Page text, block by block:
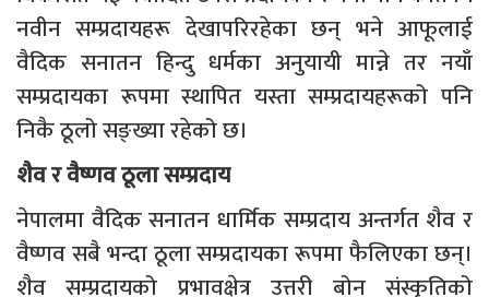
नवीन सम्प्रदायहरू देखापरिरहेका छन् भने आफूलाई
वैदिक सनातन हिन्दु धर्मका अनुयायी मान्ने तर नयाँ
सम्प्रदायका रूपमा स्थापित यस्ता सम्प्रदायहरूको पनि
निकै ठूलो सङ्ख्या रहेको छ।
शैव र वैष्णव ठूला सम्प्रदाय
नेपालमा वैदिक सनातन धार्मिक सम्प्रदाय अन्तर्गत शैव र
वैष्णव सबै भन्दा ठूला सम्प्रदायका रूपमा फैलिएका छन्।
शैव सम्प्रदायको प्रभावक्षेत्र उत्तरी बोन संस्कृतिको